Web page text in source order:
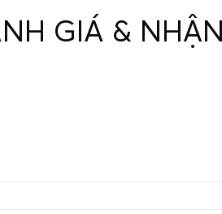
GIÁ & NHẬN